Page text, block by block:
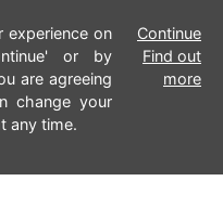
experience on
or by
are agreeing
change your
any time.
Continue
Find out
more